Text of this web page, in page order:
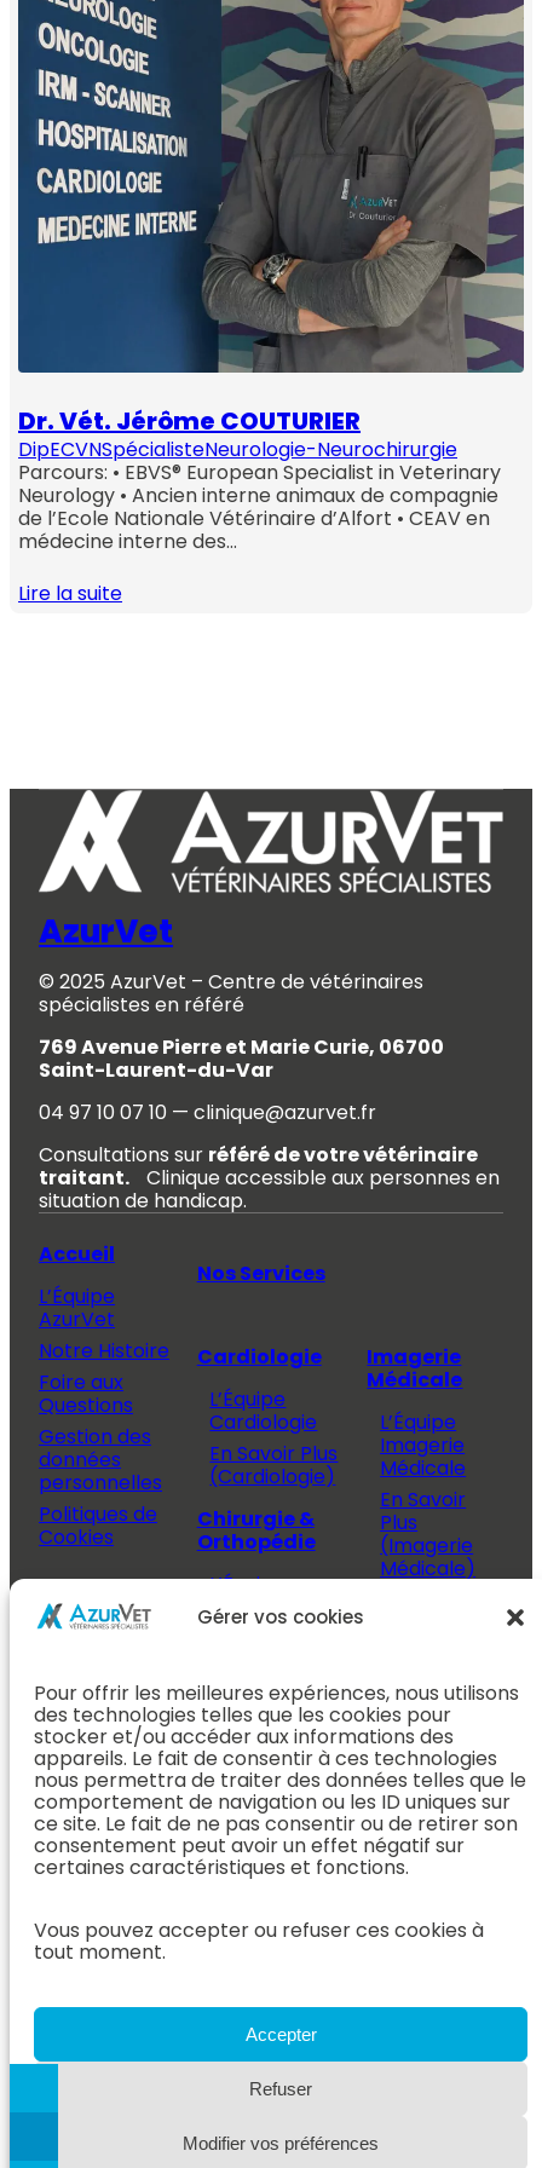
Gérer vos cookies
Pour offrir les meilleures expériences, nous utilisons
des technologies telles que les cookies pour
stocker et/ou accéder aux informations des
appareils. Le fait de consentir à ces technologies
nous permettra de traiter des données telles que le
comportement de navigation ou les ID uniques sur
ce site. Le fait de ne pas consentir ou de retirer son
consentement peut avoir un effet négatif sur
certaines caractéristiques et fonctions.
Vous pouvez accepter ou refuser ces cookies à
tout moment.
Accepter
Refuser
Modifier vos préférences
Dr. Vét. Jérôme COUTURIER
DipECVNSpécialisteNeurologie-Neurochirurgie
Parcours: • EBVS® European Specialist in Veterinary
Neurology • Ancien interne animaux de compagnie
de l’Ecole Nationale Vétérinaire d’Alfort • CEAV en
médecine interne des…
Lire la suite
AzurVet
© 2025 AzurVet – Centre de vétérinaires
spécialistes en référé
769 Avenue Pierre et Marie Curie, 06700
Saint-Laurent-du-Var
04 97 10 07 10 — clinique@azurvet.fr
Consultations sur référé de votre vétérinaire
traitant. Clinique accessible aux personnes en
situation de handicap.
Accueil
L’Équipe
AzurVet
Notre Histoire
Foire aux
Questions
Gestion des
données
personnelles
Politiques de
Cookies
Propriétaire
Prendre
rendez-vous
Après mon
rendez-vous
Espace
Vétérinaire
cas
Nous rejoindre
AzurVet
Nos Services
Cardiologie
L’Équipe
Cardiologie
En Savoir Plus
(Cardiologie)
Chirurgie &
Orthopédie
L’Équipe
Chirurgie &
Orthopédie
(Chirurgie &
Orthopédie)
Dentisterie &
ORL
L’Équipe
Dentisterie &
ORL
(Dentisterie &
ORL)
L’Équipe
Hospitalisation
En Savoir Plus
(Hospitalisation)
Imagerie
Médicale
L’Équipe
Imagerie
Médicale
En Savoir
Plus
(Imagerie
Médicale)
Médecine
Interne
En Savoir
Plus
(Médecine
Interne)
Neurologie
Neurologie
(Neurologie)